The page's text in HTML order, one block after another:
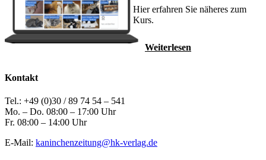
Hier erfahren Sie näheres zum
Kurs.
Weiterlesen
Kontakt
Tel.: +49 (0)30 / 89 74 54 – 541
Mo. – Do. 08:00 – 17:00 Uhr
Fr. 08:00 – 14:00 Uhr
E-Mail: kaninchenzeitung@hk-verlag.de